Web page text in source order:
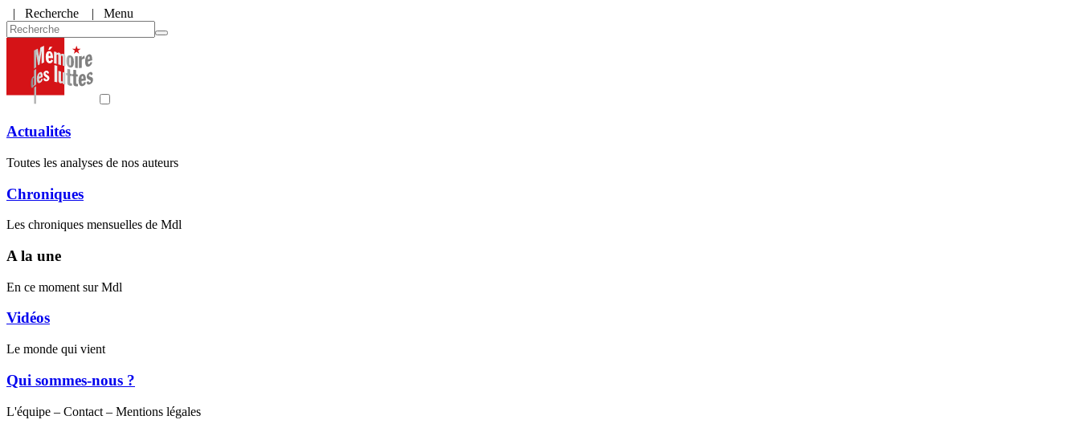
| Recherche | Menu
Actualités
Toutes les analyses de nos auteurs
Chroniques
Les chroniques mensuelles de Mdl
A la une
En ce moment sur Mdl
Vidéos
Le monde qui vient
Qui sommes-nous ?
L'équipe – Contact – Mentions légales